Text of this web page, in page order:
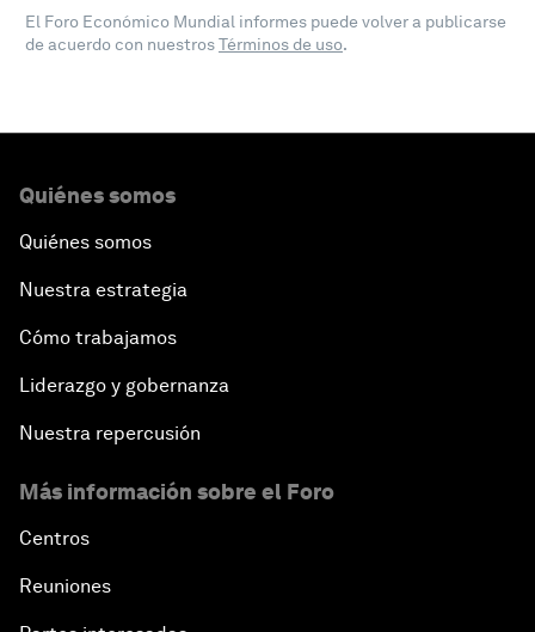
El Foro Económico Mundial informes puede volver a publicarse
de acuerdo con nuestrosTérminos de uso.
Quiénes somos
Quiénes somos
Nuestra estrategia
Cómo trabajamos
Liderazgo y gobernanza
Nuestra repercusión
Más información sobre el Foro
Centros
Reuniones